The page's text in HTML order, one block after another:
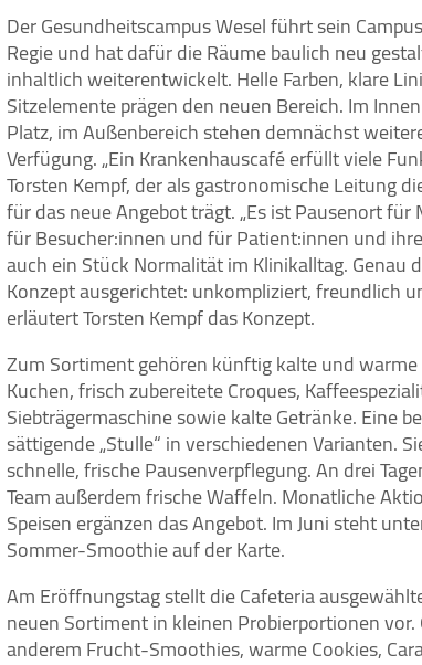
Der Gesundheitscampus Wesel führt sein
Regie und hat dafür die Räume baulich neu
inhaltlich weiterentwickelt. Helle Farben, klare
Sitzelemente prägen den neuen Bereich. Im
Platz, im Außenbereich stehen demnächst
Verfügung. „Ein Krankenhauscafé erfüllt viele
Torsten Kempf, der als gastronomische Leitung
für das neue Angebot trägt. „Es ist Pausenort
für Besucher:innen und für Patient:innen und
auch ein Stück Normalität im Klinikalltag. Genau
Konzept ausgerichtet: unkompliziert, freundlich
erläutert Torsten Kempf das Konzept.
Zum Sortiment gehören künftig kalte und warme
Kuchen, frisch zubereitete Croques,
Siebträgermaschine sowie kalte Getränke. Eine
sättigende „Stulle“ in verschiedenen Varianten.
schnelle, frische Pausenverpflegung. An drei
Team außerdem frische Waffeln. Monatliche
Speisen ergänzen das Angebot. Im Juni steht
Sommer-Smoothie auf der Karte.
Am Eröffnungstag stellt die Cafeteria
neuen Sortiment in kleinen Probierportionen
anderem Frucht-Smoothies, warme Cookies,